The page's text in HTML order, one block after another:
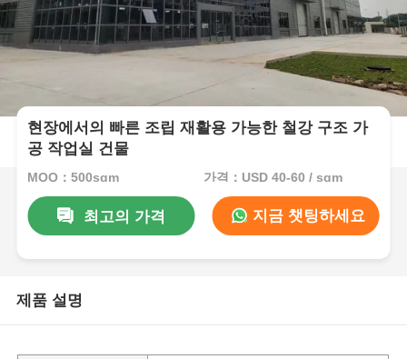
현장에서의 빠른 조립 재활용 가능한 철강 구조 가
공 작업실 건물
MOQ：500sqm 가격：USD 40-60 / sqm
최고의 가격 지금 챗팅하세요
제품 설명